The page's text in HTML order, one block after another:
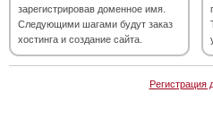
зарегистрировав доменное имя.
Следующими шагами будут заказ
хостинга и создание сайта.
Регистрация